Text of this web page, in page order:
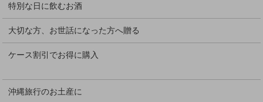
特別な日に飲むお酒
大切な方、お世話になった方へ贈る
ケース割引でお得に購入
沖縄旅行のお土産に